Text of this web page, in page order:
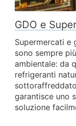
GDO e
Supermercati e
sono sempre
ambientale: da
refrigeranti
garantisce uno
soluzione